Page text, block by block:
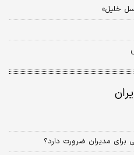
خلیل»
برای مدیران ضرورت دارد؟